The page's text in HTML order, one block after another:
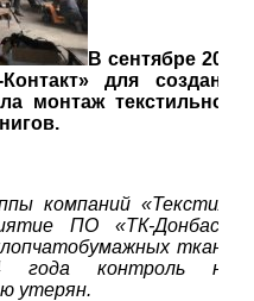
В сентябре 2018
для создания
монтаж текстильного
компаний «Текстиль-
ПО «ТК-Донбасс»,
тканей
контроль над
утерян.